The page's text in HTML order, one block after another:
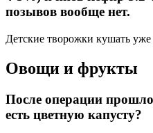
позывов вообще нет.
Детские творожки кушать
Овощи и фрукты
После операции
есть цветную капусту?